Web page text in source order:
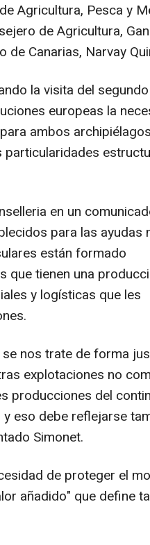
Agricultura, Pesca y
de Agricultura,
de Canarias, Narvay
la visita del
europeas la
ambos
particularidades
en un
para las ayudas
están formado
que tienen una
y logísticas que les
nos trate de forma
explotaciones no
producciones del
eso debe reflejarse
Simonet.
de proteger el
añadido" que define